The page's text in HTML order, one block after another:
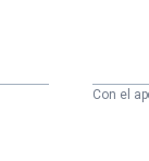
Con el